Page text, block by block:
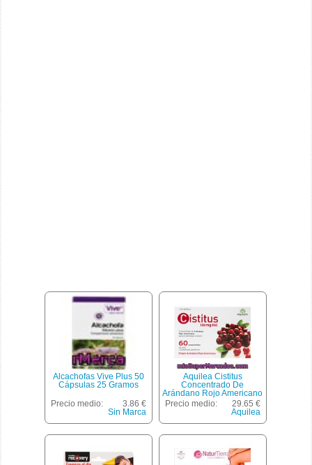
Alcachofas Vive Plus 50
Cápsulas 25 Gramos
Precio medio:
3.86 €
Sin Marca
Aquilea Cistitus
Concentrado De
Arándano Rojo Americano
Para El Bienestar Urinario
Caja 60 Comprimidos
Precio medio:
29.65 €
Aquilea